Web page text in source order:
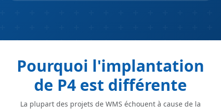
Pourquoi l'implantation
de P4 est différente
La plupart des projets de WMS échouent à cause de la